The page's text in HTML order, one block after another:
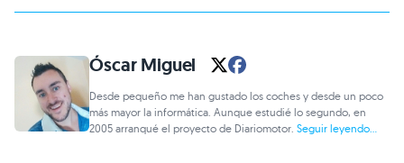
Óscar Miguel
Desde pequeño me han gustado los coches y desde un poco
más mayor la informática. Aunque estudié lo segundo, en
2005 arranqué el proyecto de Diariomotor.Seguir leyendo...